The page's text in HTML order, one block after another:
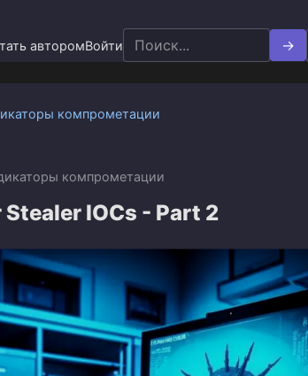
авторомВойти
Search
for:
компрометации
компрометации
Stealer IOCs - Part 2